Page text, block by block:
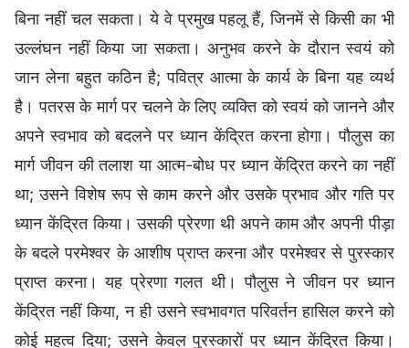
बिना नहीं चल सकता। ये वे प्रमुख पहलू हैं, जिनमें से किसी का भी
उल्लंघन नहीं किया जा सकता। अनुभव करने के दौरान स्वयं को
जान लेना बहुत कठिन है; पवित्र आत्मा के कार्य के बिना यह व्यर्थ
है। पतरस के मार्ग पर चलने के लिए व्यक्ति को स्वयं को जानने और
अपने स्वभाव को बदलने पर ध्यान केंद्रित करना होगा। पौलुस का
मार्ग जीवन की तलाश या आत्म-बोध पर ध्यान केंद्रित करने का नहीं
था; उसने विशेष रूप से काम करने और उसके प्रभाव और गति पर
ध्यान केंद्रित किया। उसकी प्रेरणा थी अपने काम और अपनी पीड़ा
के बदले परमेश्वर के आशीष प्राप्त करना और परमेश्वर से पुरस्कार
प्राप्त करना। यह प्रेरणा गलत थी। पौलुस ने जीवन पर ध्यान
केंद्रित नहीं किया, न ही उसने स्वभावगत परिवर्तन हासिल करने को
कोई महत्व दिया; उसने केवल पुरस्कारों पर ध्यान केंद्रित किया।